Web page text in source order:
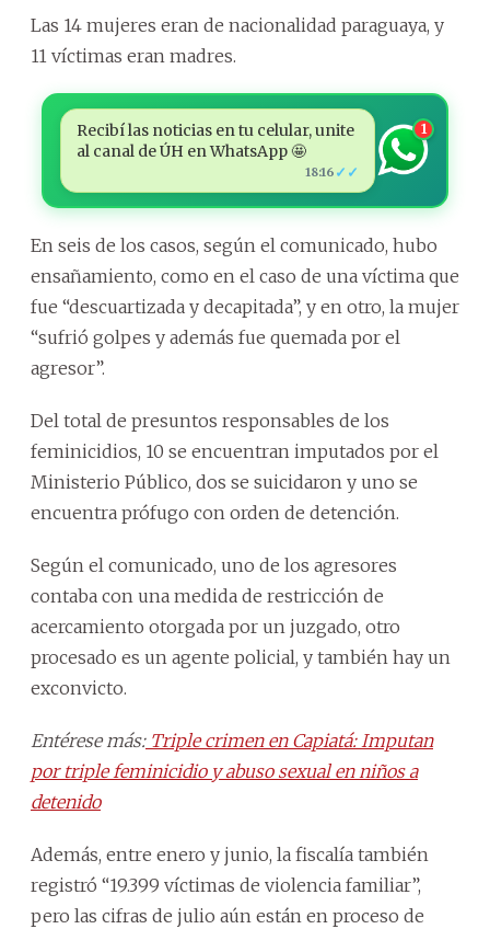
Las 14 mujeres eran de nacionalidad paraguaya, y
11 víctimas eran madres.
Recibí las noticias en tu celular, unite
al canal de ÚH en WhatsApp 🤩
18:16 ✓✓
1
En seis de los casos, según el comunicado, hubo
ensañamiento, como en el caso de una víctima que
fue “descuartizada y decapitada”, y en otro, la mujer
“sufrió golpes y además fue quemada por el
agresor”.
Del total de presuntos responsables de los
feminicidios, 10 se encuentran imputados por el
Ministerio Público, dos se suicidaron y uno se
encuentra prófugo con orden de detención.
Según el comunicado, uno de los agresores
contaba con una medida de restricción de
acercamiento otorgada por un juzgado, otro
procesado es un agente policial, y también hay un
exconvicto.
Entérese más:Triple crimen en Capiatá: Imputan
por triple feminicidio y abuso sexual en niños a
detenido
Además, entre enero y junio, la fiscalía también
registró “19.399 víctimas de violencia familiar”,
pero las cifras de julio aún están en proceso de